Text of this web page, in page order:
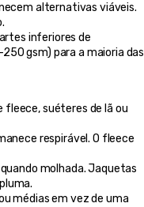
inferiores de
gsm) para a maioria das
fleece, suéteres de lã ou
respirável. O fleece
molhada. Jaquetas
médias em vez de uma